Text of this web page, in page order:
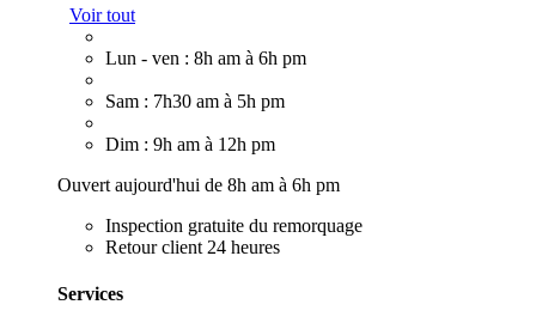
Voir tout
Lun - ven : 8h am à 6h pm
Sam : 7h30 am à 5h pm
Dim : 9h am à 12h pm
Ouvert aujourd'hui de 8h am à 6h pm
Inspection gratuite du remorquage
Retour client 24 heures
Services